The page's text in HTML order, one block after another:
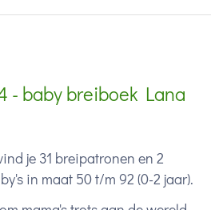
- baby breiboek Lana
je 31 breipatronen en 2
in maat 50 t/m 92 (0-2 jaar).